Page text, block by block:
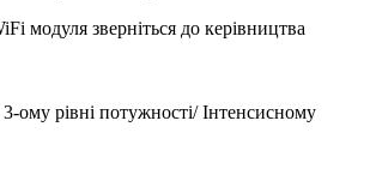
модуля зверніться до керівництва
ому рівні потужності/ Інтенсисному